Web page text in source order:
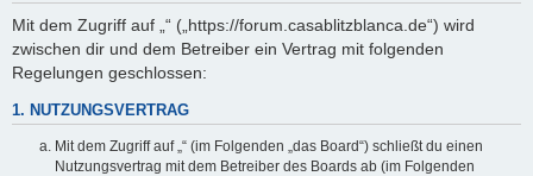
Mit dem Zugriff auf „“ („https://forum.casablitzblanca.de“) wird
zwischen dir und dem Betreiber ein Vertrag mit folgenden
Regelungen geschlossen:
1. NUTZUNGSVERTRAG
Mit dem Zugriff auf „“ (im Folgenden „das Board“) schließt du einen
Nutzungsvertrag mit dem Betreiber des Boards ab (im Folgenden